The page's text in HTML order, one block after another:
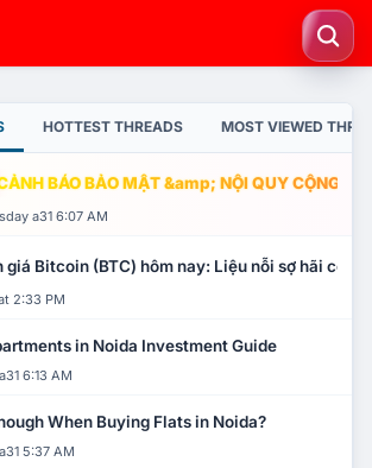
HOTTEST THREADS MOST VIEWED
BÁO BẢO MẬT &amp; NỘI QUY CỘNG
a31 6:07 AM
giá Bitcoin (BTC) hôm nay: Liệu nỗi sợ hãi có
2:33 PM
in Noida Investment Guide
6:13 AM
When Buying Flats in Noida?
5:37 AM